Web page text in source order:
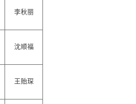
李秋丽
沈顺福
王贻琛